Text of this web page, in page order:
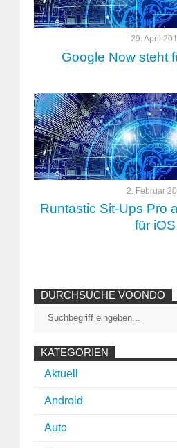
29. April
Google Now steht
2. Februar
Runtastic Sit-Ups Pro
für iOS
DURCHSUCHE VOONDO
KATEGORIEN
Aktuell
Android
Auto